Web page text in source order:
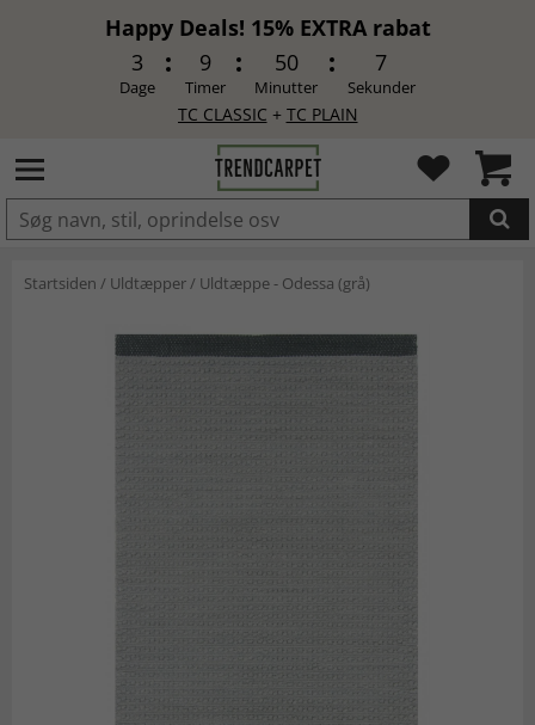
Happy Deals! 15% EXTRA rabat
3
Dage
9
Timer
50
Minutter
6
Sekunder
TC CLASSIC + TC PLAIN
LAGT I INDKØBSKURVEN.
Startsiden / Uldtæpper/ Uldtæppe - Odessa (grå)